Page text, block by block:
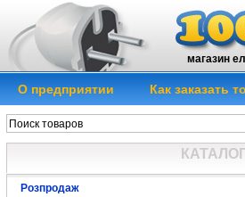
магазин
О предприятии Как заказать
Розпродаж